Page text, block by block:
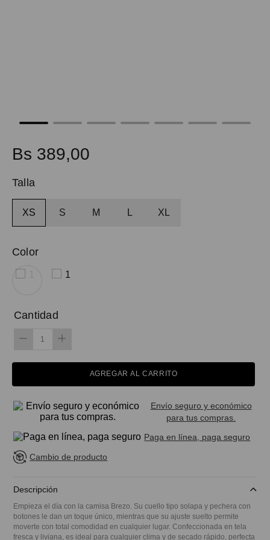
Bs 389,00
Talla
XS S M L XL
Color
Cantidad
AGREGAR AL CARRITO
Envío seguro y económico
para tus compras.
Paga en línea, paga seguro
Cambio de producto
Descripción
Empieza el día con la camisa Brezo. Su cuello tipo solapa y pechera con
botones le dan un toque único, mientras que su ajuste suelto permite
moverte con total comodidad en cualquier lugar. Confeccionada en tela
fresca y liviana, es ideal para cualquier clima y de secado rápido, perfecta